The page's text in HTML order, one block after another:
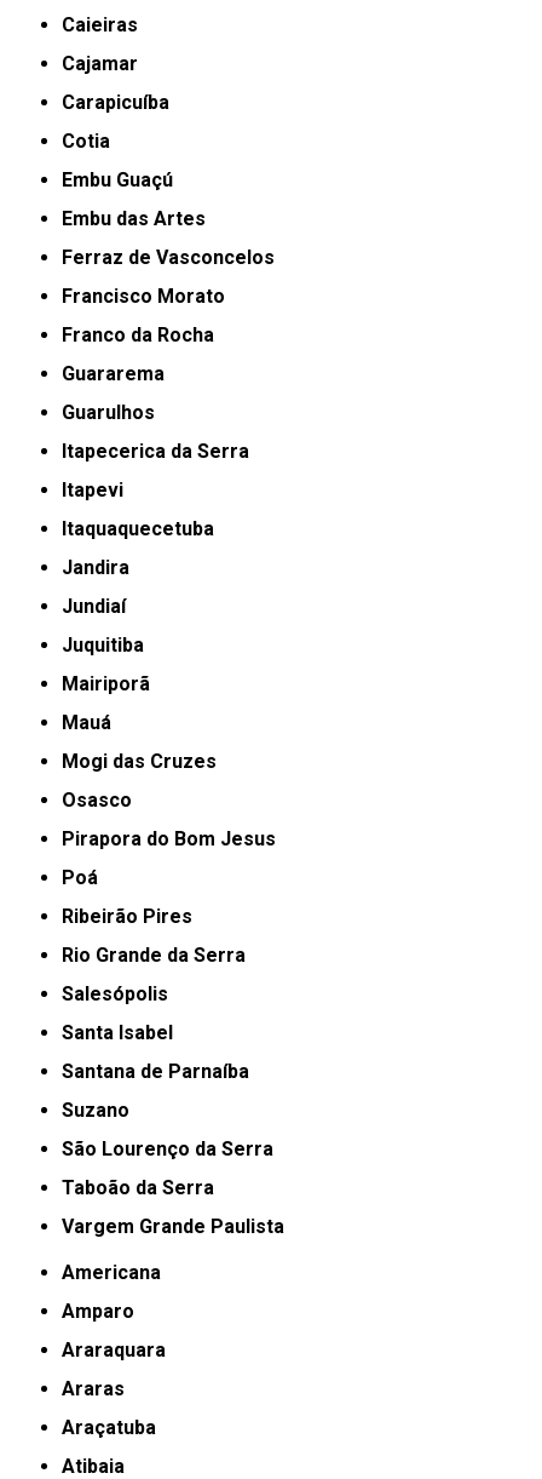
Caieiras
Cajamar
Carapicuíba
Cotia
Embu Guaçú
Embu das Artes
Ferraz de Vasconcelos
Francisco Morato
Franco da Rocha
Guararema
Guarulhos
Itapecerica da Serra
Itapevi
Itaquaquecetuba
Jandira
Jundiaí
Juquitiba
Mairiporã
Mauá
Mogi das Cruzes
Osasco
Pirapora do Bom Jesus
Poá
Ribeirão Pires
Rio Grande da Serra
Salesópolis
Santa Isabel
Santana de Parnaíba
Suzano
São Lourenço da Serra
Taboão da Serra
Vargem Grande Paulista
Americana
Amparo
Araraquara
Araras
Araçatuba
Atibaia